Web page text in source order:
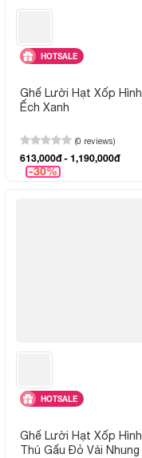
HOTSALE
Ghế Lười Hạt Xốp Hình
Ếch Xanh
(0 reviews)
613,000đ - 1,190,000đ
-30%
HOTSALE
Ghế Lười Hạt Xốp Hình
Thú Gấu Đỏ Vải Nhung